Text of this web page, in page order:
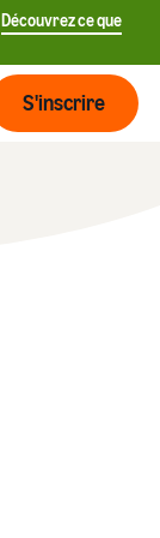
Découvrez ce que
S'inscrire